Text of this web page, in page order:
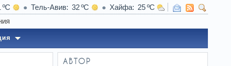
Тель-Авив 32 Хайфа
25
АВТОР